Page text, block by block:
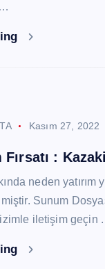
Kasım 27, 2022
Fırsatı :
neden yatırım
Sunum
iletişim geçin